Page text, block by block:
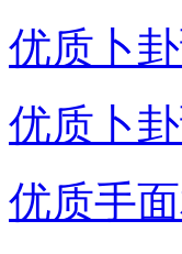
优质卜
优质卜
优质手